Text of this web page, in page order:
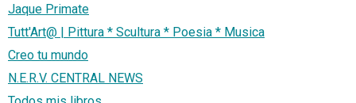
Jaque Primate
Tutt'Art@ | Pittura * Scultura * Poesia * Musica
Creo tu mundo
N.E.R.V. CENTRAL NEWS